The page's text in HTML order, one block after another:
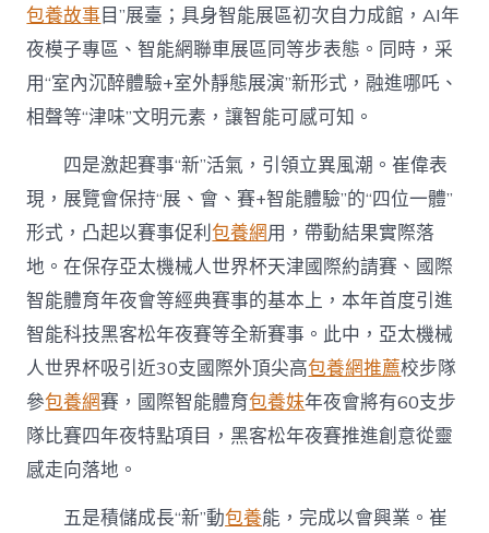
包養故事 目”展臺；具身智能展區初次自力成館，AI年
夜模子專區、智能網聯車展區同等步表態。同時，采
用“室內沉醉體驗+室外靜態展演”新形式，融進哪吒、
相聲等“津味”文明元素，讓智能可感可知。
四是激起賽事“新”活氣，引領立異風潮。崔偉表
現，展覽會保持“展、會、賽+智能體驗”的“四位一體”
形式，凸起以賽事促利包養網用，帶動結果實際落
地。在保存亞太機械人世界杯天津國際約請賽、國際
智能體育年夜會等經典賽事的基本上，本年首度引進
智能科技黑客松年夜賽等全新賽事。此中，亞太機械
人世界杯吸引近30支國際外頂尖高包養網推薦校步隊
參包養網賽，國際智能體育包養妹年夜會將有60支步
隊比賽四年夜特點項目，黑客松年夜賽推進創意從靈
感走向落地。
五是積儲成長“新”動包養能，完成以會興業。崔